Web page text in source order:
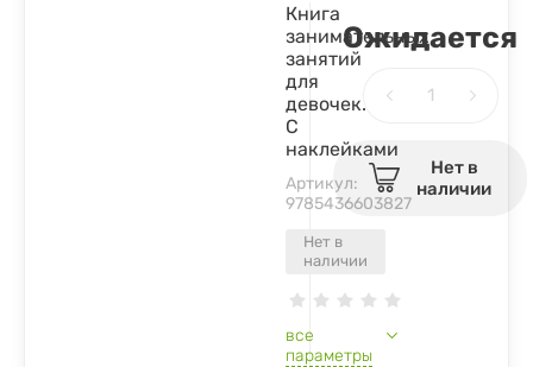
Нет в
наличии
Книга
занимательных
занятий
для
девочек.
С
наклейками
Артикул:
9785436603827
все
параметры
Ожидается
Нет в
наличии